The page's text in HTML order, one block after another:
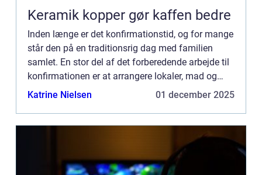
Keramik kopper gør kaffen bedre
Inden længe er det konfirmationstid, og for mange
står den på en traditionsrig dag med familien
samlet. En stor del af det forberedende arbejde til
konfirmationen er at arrangere lokaler, mad og
ikke mindst pynt. Konfirmationspynt k...
Katrine Nielsen 01 december 2025